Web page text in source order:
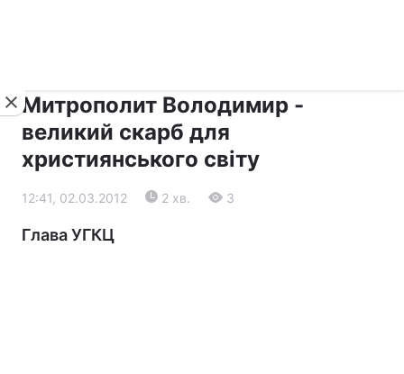
Митрополит Володимир -
великий скарб для
християнського світу
12:41, 02.03.2012 2 хв. 3
Глава УГКЦ